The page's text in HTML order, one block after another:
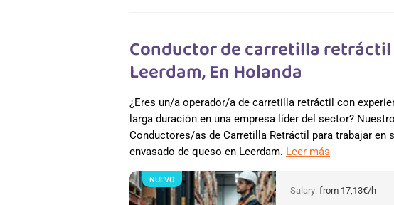
Conductor de carretilla
Leerdam, En Holanda
¿Eres un/a operador/a de carretilla retráctil con
larga duración en una empresa líder del sector?
Conductores/as de Carretilla Retráctil para trabajar en
envasado de queso en Leerdam. Leer más
Salary: from 17,13€/h
NUEVO